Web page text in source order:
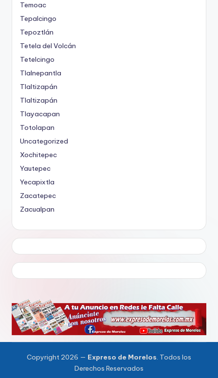
Temoac
Tepalcingo
Tepoztlán
Tetela del Volcán
Tetelcingo
Tlalnepantla
Tlaltizapán
Tlaltizapán
Tlayacapan
Totolapan
Uncategorized
Xochitepec
Yautepec
Yecapixtla
Zacatepec
Zacualpan
Copyright 2026 — Expreso de Morelos. Todos los
Derechos Reservados